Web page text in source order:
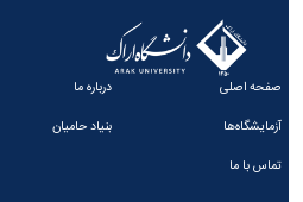
صفحه اصلی درباره ما
آزمایشگاه‌ها
بنیاد حامیان
تماس با ما